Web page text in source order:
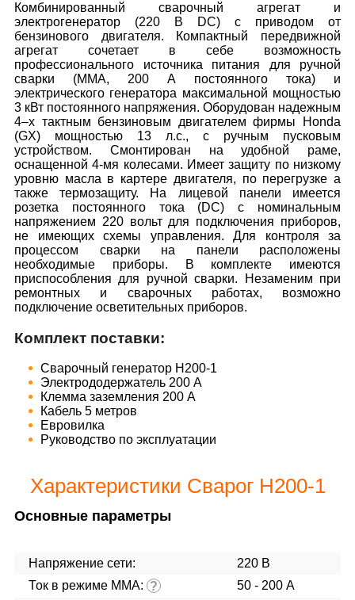
Комбинированный сварочный агрегат и
электрогенератор (220 В DC) с приводом от
бензинового двигателя. Компактный передвижной
агрегат сочетает в себе возможность
профессионального источника питания для ручной
сварки (MMA, 200 А постоянного тока) и
электрического генератора максимальной мощностью
3 кВт постоянного напряжения. Оборудован надежным
4–х тактным бензиновым двигателем фирмы Honda
(GX) мощностью 13 л.с., с ручным пусковым
устройством. Смонтирован на удобной раме,
оснащенной 4-мя колесами. Имеет защиту по низкому
уровню масла в картере двигателя, по перегрузке а
также термозащиту. На лицевой панели имеется
розетка постоянного тока (DC) с номинальным
напряжением 220 вольт для подключения приборов,
не имеющих схемы управления. Для контроля за
процессом сварки на панели расположены
необходимые приборы. В комплекте имеются
приспособления для ручной сварки. Незаменим при
ремонтных и сварочных работах, возможно
подключение осветительных приборов.
Комплект поставки:
Сварочный генератор H200-1
Электрододержатель 200 А
Клемма заземления 200 А
Кабель 5 метров
Евровилка
Руководство по эксплуатации
Характеристики Сварог H200-1
Основные параметры
Напряжение сети:
220 В
Ток в режиме ММА: ?
50 - 200 А